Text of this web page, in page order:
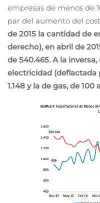
empresas de menos de
par del aumento del
de 2015 la cantidad de
derecho), en abril de
de 540.465. A la
electricidad (deflactada
1.148 y la de gas, de 100